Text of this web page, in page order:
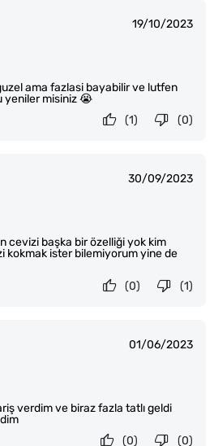
19/10/2023
ama fazlasi bayabilir ve lutfen
yeniler misiniz 😭
(0)
(1)
30/09/2023
cevizi başka bir özelliği yok kim
kokmak ister bilemiyorum yine de
(1)
(0)
01/06/2023
verdim ve biraz fazla tatlı geldi
(0)
(0)